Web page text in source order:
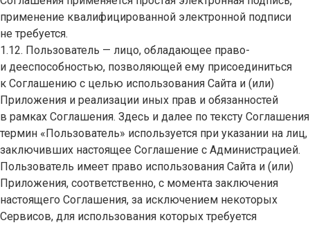
применение квалифицированной электронной подписи
не требуется.
1.12. Пользователь — лицо, обладающее право-
и дееспособностью, позволяющей ему присоединиться
к Соглашению с целью использования Сайта и (или)
Приложения и реализации иных прав и обязанностей
в рамках Соглашения. Здесь и далее по тексту Соглашения
термин «Пользователь» используется при указании на лиц,
заключивших настоящее Соглашение с Администрацией.
Пользователь имеет право использования Сайта и (или)
Приложения, соответственно, с момента заключения
настоящего Соглашения, за исключением некоторых
Сервисов, для использования которых требуется